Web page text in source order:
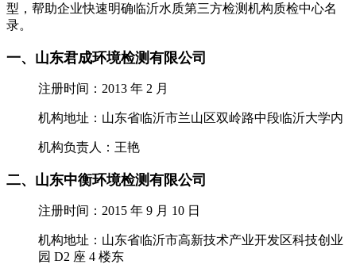
型，帮助企业快速明确临沂水质第三方检测机构质检中心名
录。
一、山东君成环境检测有限公司
注册时间：2013 年 2 月
机构地址：山东省临沂市兰山区双岭路中段临沂大学内
机构负责人：王艳
二、山东中衡环境检测有限公司
注册时间：2015 年 9 月 10 日
机构地址：山东省临沂市高新技术产业开发区科技创业
园 D2 座 4 楼东